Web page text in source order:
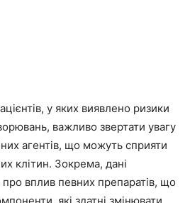
у яких виявлено ризики
важливо звертати увагу
агентів, що можуть сприяти
клітин. Зокрема, дані
про вплив певних препаратів, що